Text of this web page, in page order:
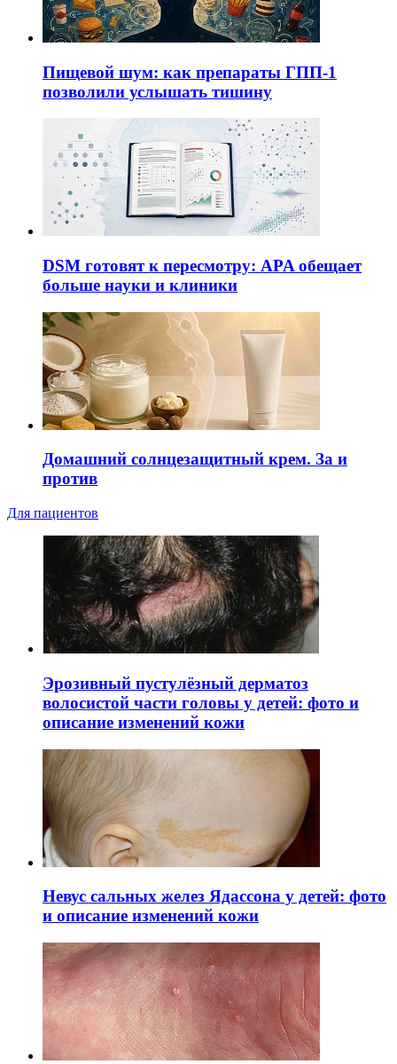
Пищевой шум: как препараты ГПП-1
позволили услышать тишину
DSM готовят к пересмотру: APA обещает
больше науки и клиники
Домашний солнцезащитный крем. За и
против
Для пациентов
Эрозивный пустулёзный дерматоз
волосистой части головы у детей: фото и
описание изменений кожи
Невус сальных желез Ядассона у детей: фото
и описание изменений кожи